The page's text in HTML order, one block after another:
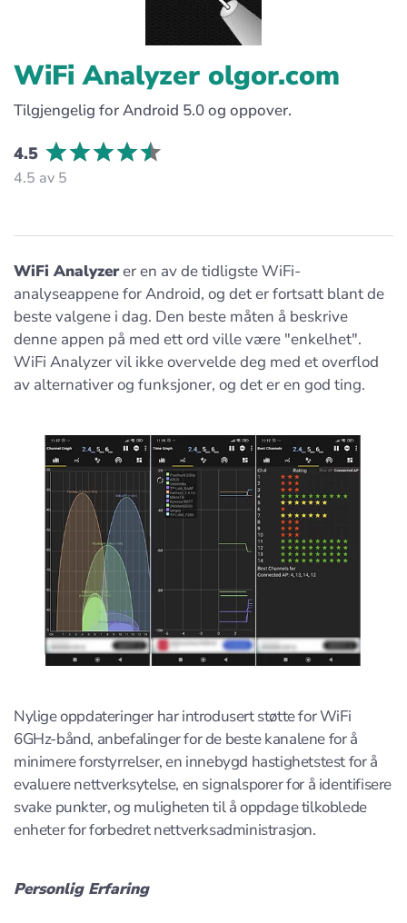
WiFi Analyzer olgor.com
Tilgjengelig for Android 5.0 og oppover.
4.5
4.5 av 5
WiFi Analyzerer en av de tidligste WiFi-
analyseappene for Android, og det er fortsatt blant de
beste valgene i dag. Den beste måten å beskrive
denne appen på med ett ord ville være "enkelhet".
WiFi Analyzer vil ikke overvelde deg med et overflod
av alternativer og funksjoner, og det er en god ting.
Nylige oppdateringer har introdusert støtte for WiFi
6GHz-bånd, anbefalinger for de beste kanalene for å
minimere forstyrrelser, en innebygd hastighetstest for å
evaluere nettverksytelse, en signalsporer for å identifisere
svake punkter, og muligheten til å oppdage tilkoblede
enheter for forbedret nettverksadministrasjon.
Personlig Erfaring